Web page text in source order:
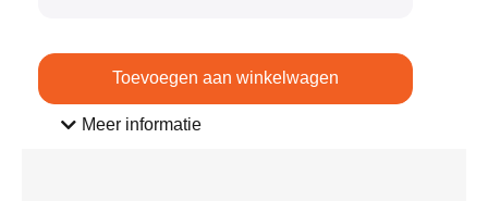
Toevoegen aan winkelwagen
Meer informatie